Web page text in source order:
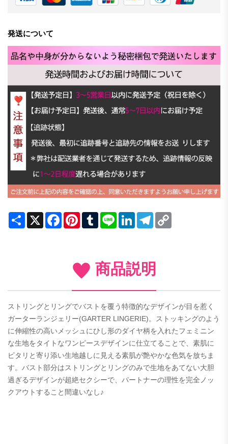
発送について
Share X FacebookPinterestTumblrLine LinkedInTelegram
商品説明
ストリングとリングでバストを覆う特徴的なデザインが目を惹く
ガーターランジェリー(GARTER LINGERIE)。ストッキングのよう
に伸縮性の高いメッシュにひし形のダイヤ柄を入れたフェミニン
な生地をタイトなワンピースデザインに仕立てることで、素肌に
ピタリと寄り添い生地越しに見える素肌が艶やかな色気を放ちま
す。バスト部分はストリングとリングのみで生地をあてない大胆
過ぎるデザインが超絶セクシーで、パートナーの理性を完全ノッ
クアウトすること間違いなし♪